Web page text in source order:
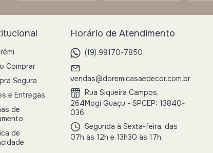
Comprar
Segura
e Entregas
de
de
Horário de Atendimento
(19) 99170-7850
vendas@doremicasaedecor.com.br
Rua Siqueira Campos,
264Mogi Guaçu - SPCEP: 13840-
036
Segunda à Sexta-feira, das
07h às 12h e 13h30 às 17h.